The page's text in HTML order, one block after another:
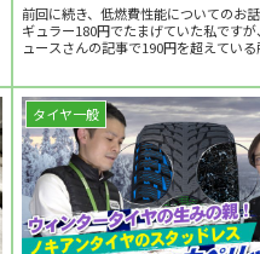
前回に続き、低燃費性能についてのお
ギュラー180円でたまげていた私です
ュースさんの記事で190円を超えてい
り驚愕・・・。 色々と政府の動きもあ
対策がエンドユーザーの恩恵に回るま
タイヤ一般